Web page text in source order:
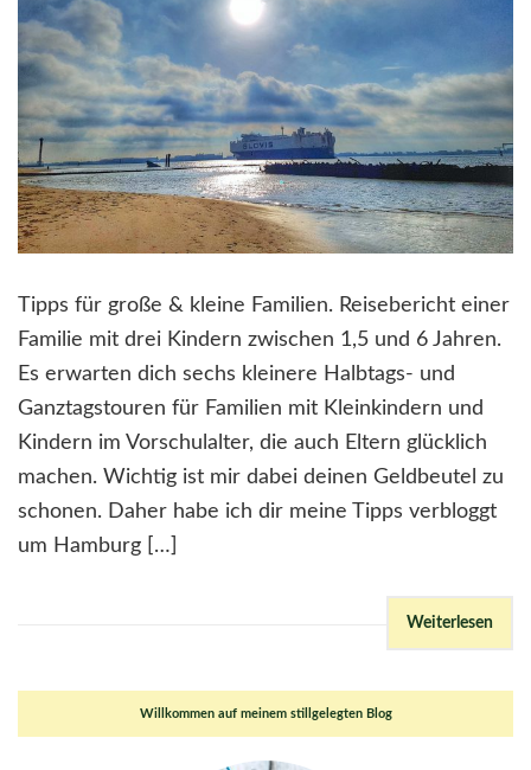
Tipps für große & kleine Familien. Reisebericht einer
Familie mit drei Kindern zwischen 1,5 und 6 Jahren.
Es erwarten dich sechs kleinere Halbtags- und
Ganztagstouren für Familien mit Kleinkindern und
Kindern im Vorschulalter, die auch Eltern glücklich
machen. Wichtig ist mir dabei deinen Geldbeutel zu
schonen. Daher habe ich dir meine Tipps verbloggt
um Hamburg […]
Weiterlesen
Willkommen auf meinem stillgelegten Blog